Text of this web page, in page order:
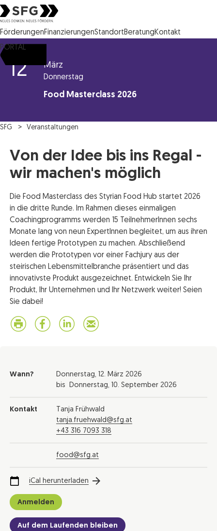
Steirische Wirtschaftsförderungsgesellschaft mbH SFG Logo
FörderungenFinanzierungenStandortBeratungKontakt
PORTAL
12 März
Donnerstag
Food Masterclass 2026
SFG Veranstaltungen
Von der Idee bis ins Regal -
wir machen's möglich
Die Food Masterclass des Styrian Food Hub startet 2026
in die dritte Runde. Im Rahmen dieses einmaligen
Coachingprogramms werden 15 TeilnehmerInnen sechs
Monate lang von neun ExpertInnen begleitet, um aus ihren
Ideen fertige Prototypen zu machen. Abschließend
werden die Prototypen vor einer Fachjury aus der
steirischen Lebensmittelbranche präsentiert und das
innovativste Produkt ausgezeichnet. Entwickeln Sie Ihr
Produkt, Ihr Unternehmen und Ihr Netzwerk weiter! Seien
Sie dabei!
Wann? Donnerstag, 12. März 2026
bis Donnerstag, 10. September 2026
Kontakt
Tanja Frühwald
tanja.fruehwald@sfg.at
+43 316 7093 318
food@sfg.at
iCal herunterladen
Anmelden
Auf dem Laufenden bleiben